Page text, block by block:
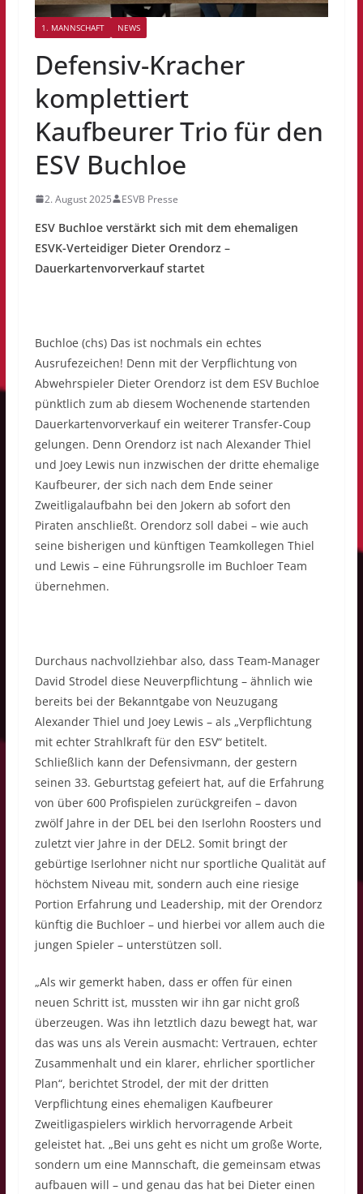
1. MANNSCHAFT NEWS
Defensiv-Kracher
komplettiert
Kaufbeurer Trio für den
ESV Buchloe
2. August 2025 ESVB Presse
ESV Buchloe verstärkt sich mit dem ehemaligen
ESVK-Verteidiger Dieter Orendorz –
Dauerkartenvorverkauf startet
Buchloe (chs) Das ist nochmals ein echtes
Ausrufezeichen! Denn mit der Verpflichtung von
Abwehrspieler Dieter Orendorz ist dem ESV Buchloe
pünktlich zum ab diesem Wochenende startenden
Dauerkartenvorverkauf ein weiterer Transfer-Coup
gelungen. Denn Orendorz ist nach Alexander Thiel
und Joey Lewis nun inzwischen der dritte ehemalige
Kaufbeurer, der sich nach dem Ende seiner
Zweitligalaufbahn bei den Jokern ab sofort den
Piraten anschließt. Orendorz soll dabei – wie auch
seine bisherigen und künftigen Teamkollegen Thiel
und Lewis – eine Führungsrolle im Buchloer Team
übernehmen.
Durchaus nachvollziehbar also, dass Team-Manager
David Strodel diese Neuverpflichtung – ähnlich wie
bereits bei der Bekanntgabe von Neuzugang
Alexander Thiel und Joey Lewis – als „Verpflichtung
mit echter Strahlkraft für den ESV“ betitelt.
Schließlich kann der Defensivmann, der gestern
seinen 33. Geburtstag gefeiert hat, auf die Erfahrung
von über 600 Profispielen zurückgreifen – davon
zwölf Jahre in der DEL bei den Iserlohn Roosters und
zuletzt vier Jahre in der DEL2. Somit bringt der
gebürtige Iserlohner nicht nur sportliche Qualität auf
höchstem Niveau mit, sondern auch eine riesige
Portion Erfahrung und Leadership, mit der Orendorz
künftig die Buchloer – und hierbei vor allem auch die
jungen Spieler – unterstützen soll.
„Als wir gemerkt haben, dass er offen für einen
neuen Schritt ist, mussten wir ihn gar nicht groß
überzeugen. Was ihn letztlich dazu bewegt hat, war
das was uns als Verein ausmacht: Vertrauen, echter
Zusammenhalt und ein klarer, ehrlicher sportlicher
Plan“, berichtet Strodel, der mit der dritten
Verpflichtung eines ehemaligen Kaufbeurer
Zweitligaspielers wirklich hervorragende Arbeit
geleistet hat. „Bei uns geht es nicht um große Worte,
sondern um eine Mannschaft, die gemeinsam etwas
aufbauen will – und genau das hat bei Dieter einen